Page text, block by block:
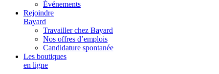
Événements
Rejoindre
Bayard
Travailler chez Bayard
Nos offres d’emplois
Candidature spontanée
Les boutiques
en ligne